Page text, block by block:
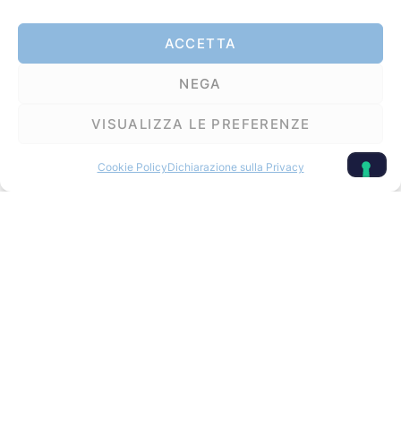
ACCETTA
NEGA
VISUALIZZA LE PREFERENZE
Cookie PolicyDichiarazione sulla Privacy
MANSARDATO